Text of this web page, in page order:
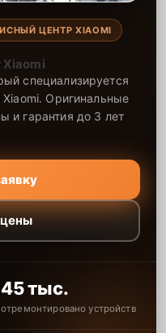
ЦЕНТР XIAOMI
Xiaomi
специализируется
Оригинальные
и гарантия до 3 лет
45 тыс.
отремонтировано устройств